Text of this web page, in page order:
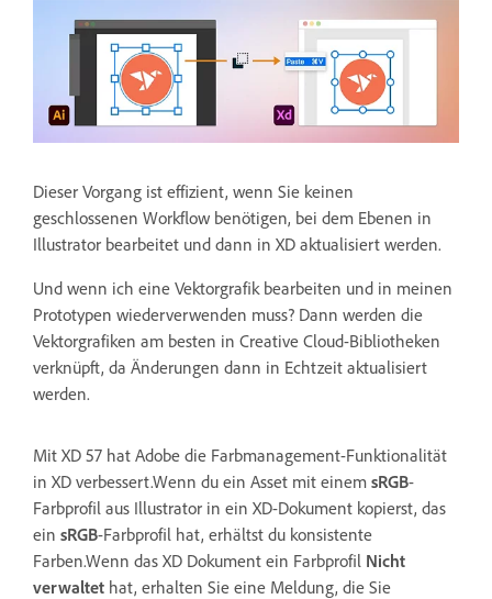
Dieser Vorgang ist effizient, wenn Sie keinen
geschlossenen Workflow benötigen, bei dem Ebenen in
Illustrator bearbeitet und dann in XD aktualisiert werden.
Und wenn ich eine Vektorgrafik bearbeiten und in meinen
Prototypen wiederverwenden muss? Dann werden die
Vektorgrafiken am besten in Creative Cloud-Bibliotheken
verknüpft, da Änderungen dann in Echtzeit aktualisiert
werden.
Mit XD 57 hat Adobe die Farbmanagement-Funktionalität
in XD verbessert.Wenn du ein Asset mit einem sRGB-
Farbprofil aus Illustrator in ein XD-Dokument kopierst, das
ein sRGB-Farbprofil hat, erhältst du konsistente
Farben.Wenn das XD Dokument ein Farbprofil Nicht
verwaltet hat, erhalten Sie eine Meldung, die Sie